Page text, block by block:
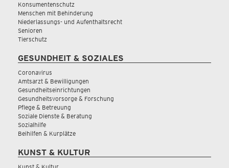
Konsumentenschutz
Menschen mit Behinderung
Niederlassungs- und Aufenthaltsrecht
Senioren
Tierschutz
GESUNDHEIT & SOZIALES
Coronavirus
Amtsarzt & Bewilligungen
Gesundheitseinrichtungen
Gesundheitsvorsorge & Forschung
Pflege & Betreuung
Soziale Dienste & Beratung
Sozialhilfe
Beihilfen & Kurplätze
KUNST & KULTUR